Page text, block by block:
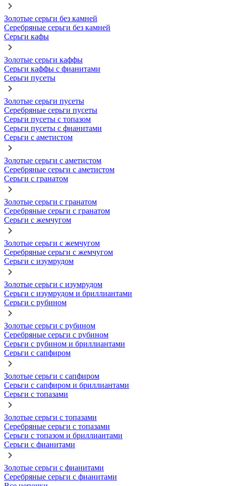
Золотые серьги без камней
Серебряные серьги без камней
Серьги кафы
Золотые серьги каффы
Серьги каффы с фианитами
Серьги пусеты
Золотые серьги пусеты
Серебряные серьги пусеты
Серьги пусеты с топазом
Серьги пусеты с фианитами
Серьги с аметистом
Золотые серьги с аметистом
Серебряные серьги с аметистом
Серьги с гранатом
Золотые серьги с гранатом
Серебряные серьги с гранатом
Серьги с жемчугом
Золотые серьги с жемчугом
Серебряные серьги с жемчугом
Серьги с изумрудом
Золотые серьги с изумрудом
Серьги с изумрудом и бриллиантами
Серьги с рубином
Золотые серьги с рубином
Серебряные серьги с рубином
Серьги с рубином и бриллиантами
Серьги с сапфиром
Золотые серьги с сапфиром
Серьги с сапфиром и бриллиантами
Серьги с топазами
Золотые серьги с топазами
Серебряные серьги с топазами
Серьги с топазом и бриллиантами
Серьги с фианитами
Золотые серьги с фианитами
Серебряные серьги с фианитами